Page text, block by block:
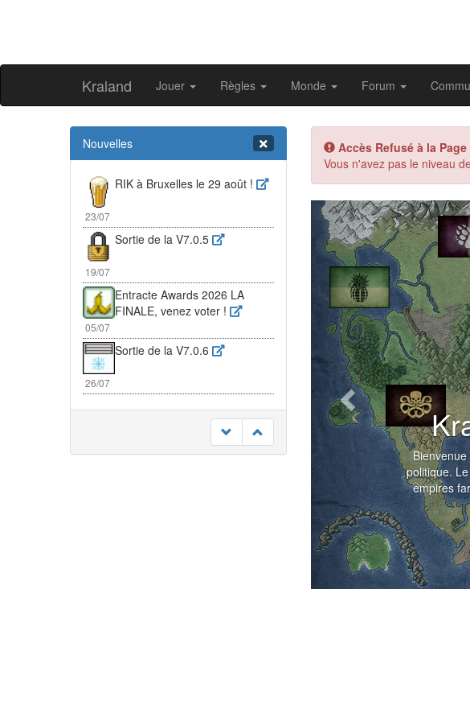
Kraland Jouer Règles Monde Forum
Nouvelles
23/07
RIK à Bruxelles le 29 août !
19/07
Sortie de la V7.0.5
05/07
Entracte Awards 2026 LA
FINALE, venez voter !
26/07
Sortie de la V7.0.6
Accès Refusé à la Page
Vous n'avez pas le niveau
politique.
empires
Previous